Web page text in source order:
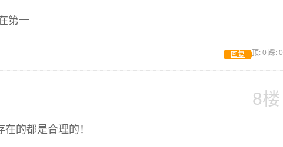
第一
顶: 0 踩: 0
回复
8楼
的都是合理的！